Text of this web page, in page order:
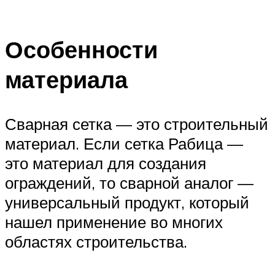
Особенности
материала
Сварная сетка — это строительный
материал. Если сетка Рабица —
это материал для создания
ограждений, то сварной аналог —
универсальный продукт, который
нашел применение во многих
областях строительства.